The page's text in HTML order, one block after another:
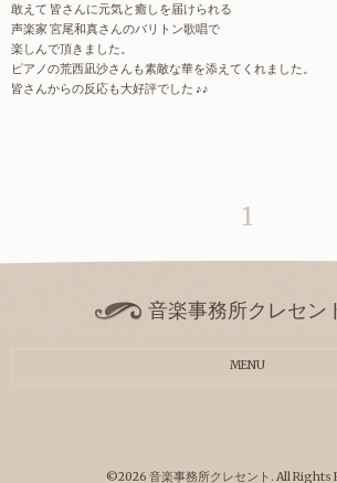
敢えて 皆さんに元気と癒しを届けられる
声楽家 宮尾和真さんのバリトン歌唱で
楽しんで頂きました。
ピアノの荒西凪沙さんも素敵な華を添えてくれました。
皆さんからの反応も大好評でした ♪♪
1
音楽事務所クレセン
MENU
©2026 音楽事務所クレセント . All Rights